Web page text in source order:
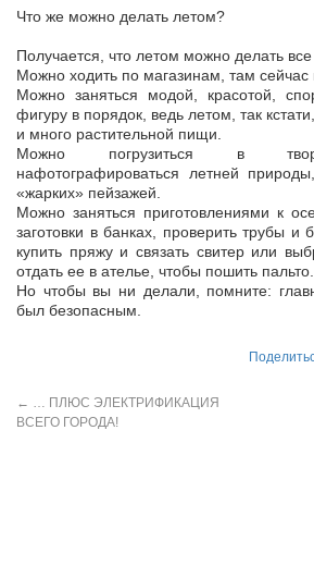
Что же можно делать летом?
Получается, что летом можно делать все
Можно ходить по магазинам, там сейчас
Можно заняться модой, красотой,
фигуру в порядок, ведь летом, так
и много растительной пищи.
Можно погрузиться в
нафотографироваться летней
«жарких» пейзажей.
Можно заняться приготовлениями к
заготовки в банках, проверить трубы и
купить пряжу и связать свитер или
отдать ее в ателье, чтобы пошить пальто.
Но чтобы вы ни делали, помните:
был безопасным.
←
… ПЛЮС ЭЛЕКТРИФИКАЦИЯ
ВСЕГО ГОРОДА!